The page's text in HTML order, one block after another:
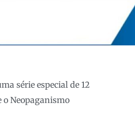
série especial de 12
o Neopaganismo